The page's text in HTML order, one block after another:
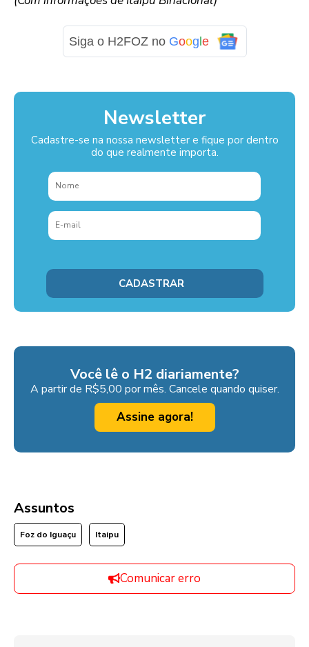
Siga o H2FOZ no Goog e
Newsletter
Cadastre-se na nossa newsletter e fique por dentro
do que realmente importa.
Você lê o H2 diariamente?
A partir de R$5,00 por mês. Cancele quando quiser.
Assine agora!
Assuntos
Foz do Iguaçu Itaipu
Comunicar erro